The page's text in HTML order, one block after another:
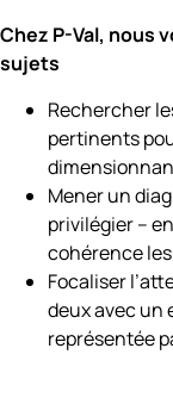
Chez P-Val, nous
sujets
Rechercher
pertinents
Mener un
privilégier –
cohérence
Focaliser
deux avec un
représentée